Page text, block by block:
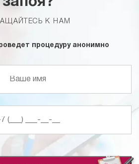
К НАМ
процедуру анонимно